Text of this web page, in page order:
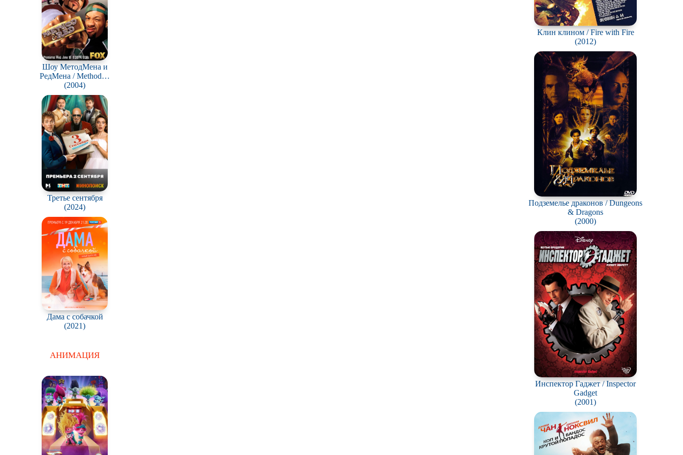
Шоу МетодМена и
РедМена / Method &
Red
(2004)
Третье сентября
(2024)
Дама с собачкой
(2021)
АНИМАЦИЯ
Клин клином / Fire with Fire
(2012)
Подземелье драконов / Dungeons
& Dragons
(2000)
Инспектор Гаджет / Inspector
Gadget
(2001)